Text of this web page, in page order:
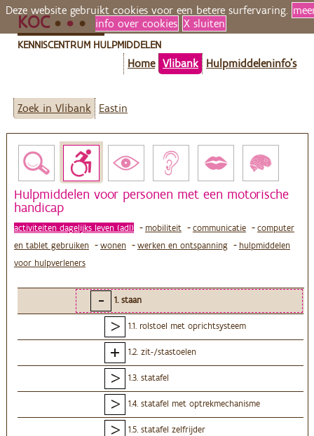
KOC
KENNISCENTRUM HULPMIDDELEN
Home Vlibank Hulpmiddeleninfo's
Zoek in Vlibank Eastin
Hulpmiddelen voor personen met een motorische
handicap
activiteiten dagelijks leven (adl) mobiliteit communicatie
computer
en tablet gebruiken
wonen werken en ontspanning
hulpmiddelen
voor hulpverleners
1. staan
1.1. rolstoel met oprichtsysteem
1.2. zit-/stastoelen
1.3. statafel
1.4. statafel met optrekmechanisme
1.5. statafel zelfrijder
Deze website gebruikt cookies voor een betere surfervaring.
info over cookies X sluiten